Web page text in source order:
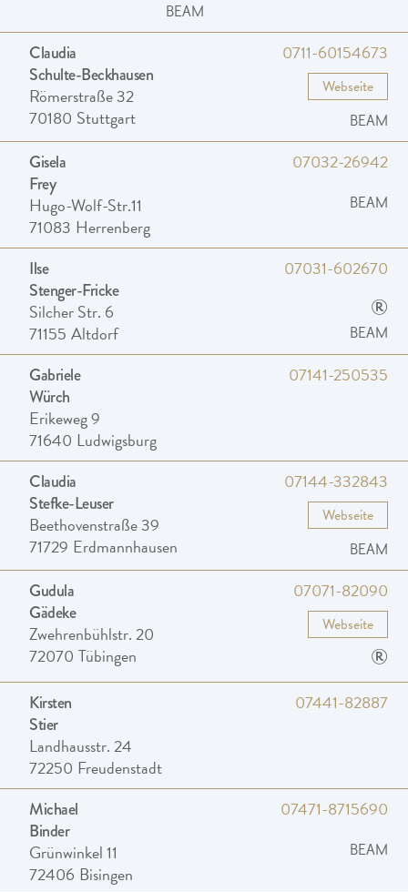
BEAM
Claudia
Schulte-Beckhausen
Römerstraße 32
70180 Stuttgart
0711-60154673
Webseite
BEAM
Gisela
Frey
Hugo-Wolf-Str.11
71083 Herrenberg
07032-26942
BEAM
Ilse
Stenger-Fricke
Silcher Str. 6
71155 Altdorf
07031-602670
®
BEAM
Gabriele
Würch
Erikeweg 9
71640 Ludwigsburg
07141-250535
Claudia
Stefke-Leuser
Beethovenstraße 39
71729 Erdmannhausen
07144-332843
Webseite
BEAM
Gudula
Gädeke
Zwehrenbühlstr. 20
72070 Tübingen
07071-82090
Webseite
®
Kirsten
Stier
Landhausstr. 24
72250 Freudenstadt
07441-82887
Michael
Binder
Grünwinkel 11
72406 Bisingen
07471-8715690
BEAM